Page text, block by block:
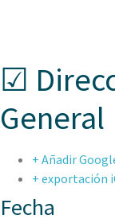
☑
General
+ Añadir
+ exportación
Fecha